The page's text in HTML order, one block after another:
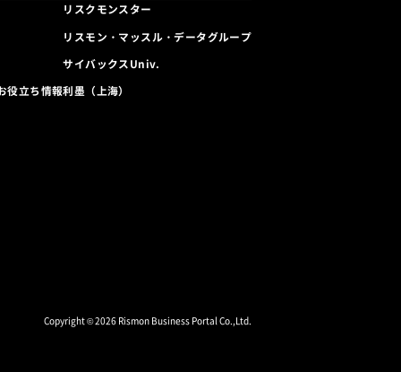
役立ち情報
リスクモンスター
リスモン・マッスル・データグループ
サイバックスUniv.
利墨（上海）
Copyright © 2026 Rismon Business Portal Co.,Ltd.